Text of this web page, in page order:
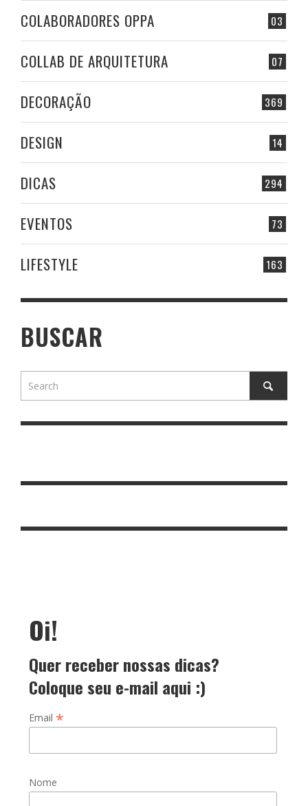
03
COLABORADORES OPPA
07
COLLAB DE ARQUITETURA
369
DECORAÇÃO
14
DESIGN
294
DICAS
73
EVENTOS
163
LIFESTYLE
BUSCAR
Oi!
Quer receber nossas dicas?
Coloque seu e-mail aqui :)
Email *
Nome